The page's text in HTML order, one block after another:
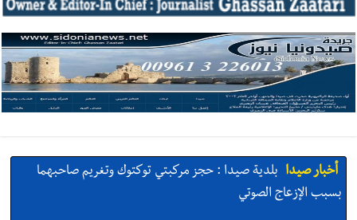
أخبار صيدا بلدية صيدا : حجز مركبتي توكتوك وتغريم صاحبهما
بسبب الإزعاج الصوتي